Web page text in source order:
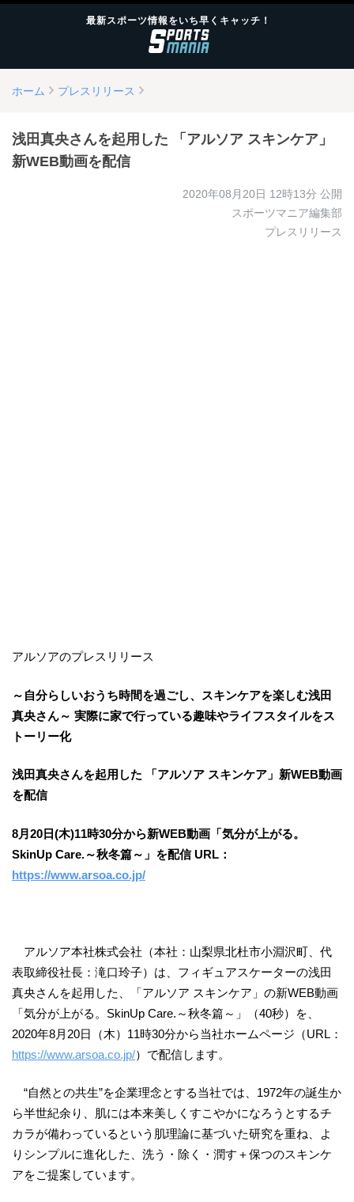
最新スポーツ情報をいち早くキャッチ！
ホーム プレスリリース
浅田真央さんを起用した 「アルソア スキンケア」
新WEB動画を配信
2020年08月20日 12時13分 公開
スポーツマニア編集部
プレスリリース
アルソアのプレスリリース
～自分らしいおうち時間を過ごし、スキンケアを楽しむ浅田
真央さん～ 実際に家で行っている趣味やライフスタイルをス
トーリー化
浅田真央さんを起用した 「アルソア スキンケア」新WEB動画
を配信
8月 20 日(木)11時30分から新WEB動画「気分が上がる。
SkinUp Care.～秋冬篇～」を配信 URL ：
https://www.arsoa.co.jp/
アルソア本社株式会社（本社：山梨県北杜市小淵沢町、代
表取締役社長：滝口玲子）は、フィギュアスケーターの浅田
真央さんを起用した、「アルソア スキンケア」の新WEB動画
「気分が上がる。SkinUp Care.～秋冬篇～」（40秒）を、
2020年8月20日（木）11時30分から当社ホームページ（URL：
https://www.arsoa.co.jp/）で配信します。
“自然との共生”を企業理念とする当社では、1972年の誕生か
ら半世紀余り、肌には本来美しくすこやかになろうとするチ
カラが備わっているという肌理論に基づいた研究を重ね、よ
りシンプルに進化した、洗う・除く・潤す＋保つのスキンケ
アをご提案しています。